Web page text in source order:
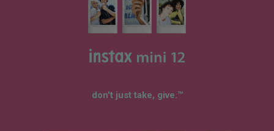
don't just take, give.™